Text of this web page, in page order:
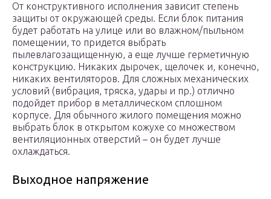
От конструктивного исполнения зависит степень
защиты от окружающей среды. Если блок питания
будет работать на улице или во влажном/пыльном
помещении, то придется выбрать
пылевлагозащищенную, а еще лучше герметичную
конструкцию. Никаких дырочек, щелочек и, конечно,
никаких вентиляторов. Для сложных механических
условий (вибрация, тряска, удары и пр.) отлично
подойдет прибор в металлическом сплошном
корпусе. Для обычного жилого помещения можно
выбрать блок в открытом кожухе со множеством
вентиляционных отверстий – он будет лучше
охлаждаться.
Выходное напряжение